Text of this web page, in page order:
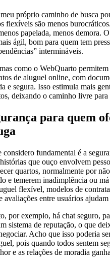
próprio caminho de busca
flexíveis são menos
papelada, menos demora.
ágil, bom para quem tem
intermináveis.
como o WebQuarto
de aluguel online, com
e segura. Isso estimula mais
deixando o caminho livre para
para quem
fundamental é a
que ouço envolvem
quartos, normalmente por
e temerem inadimplência ou
flexível, modelos de
avaliações entre usuários
por exemplo, há chat seguro,
sistema de reputação, o que
Acho que isso poderia
pois quando todos sentem
e as relações de moradia